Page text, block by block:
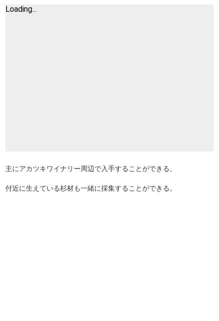
主にアカツキワイナリー周辺で入手することができる。
付近に生えている杉材も一緒に採集することができる。